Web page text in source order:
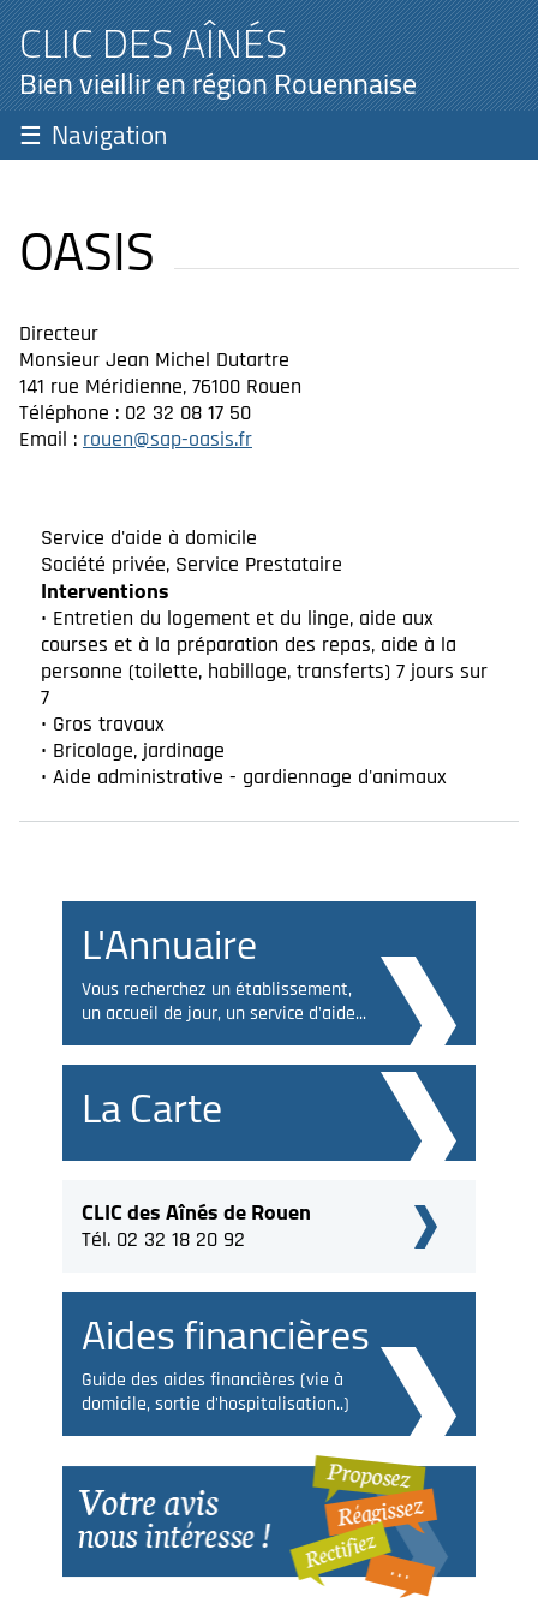
CLIC DES AÎNÉS
Bien vieillir en région Rouennaise
Navigation
OASIS
Directeur
Monsieur Jean Michel Dutartre
141 rue Méridienne, 76100 Rouen
Téléphone : 02 32 08 17 50
Email : rouen@sap-oasis.fr
Service d'aide à domicile
Société privée, Service Prestataire
Interventions
• Entretien du logement et du linge, aide aux
courses et à la préparation des repas, aide à la
personne (toilette, habillage, transferts) 7 jours sur
7
• Gros travaux
• Bricolage, jardinage
• Aide administrative - gardiennage d'animaux
L'Annuaire
Vous recherchez un établissement,
un accueil de jour, un service d'aide...
La Carte
CLIC des Aînés de Rouen
Tél. 02 32 18 20 92
Aides financières
Guide des aides financières (vie à
domicile, sortie d'hospitalisation..)